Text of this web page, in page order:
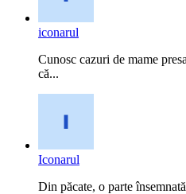
iconarul
Cunosc cazuri de mame
că...
Iconarul
Din păcate, o parte